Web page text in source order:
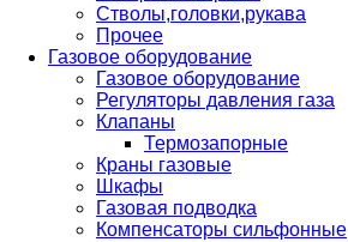
Стволы,головки,рукава
Прочее
Газовое оборудование
Газовое оборудование
Регуляторы давления газа
Клапаны
Термозапорные
Краны газовые
Шкафы
Газовая подводка
Компенсаторы сильфонные